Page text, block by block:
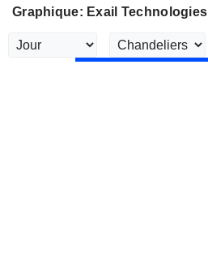
Graphique: Exail Technologies